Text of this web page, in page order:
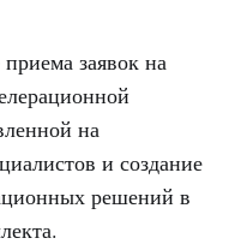
заявок на
на
и создание
решений в